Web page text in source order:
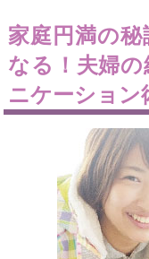
家庭円満の秘
なる！夫婦
ニケーション